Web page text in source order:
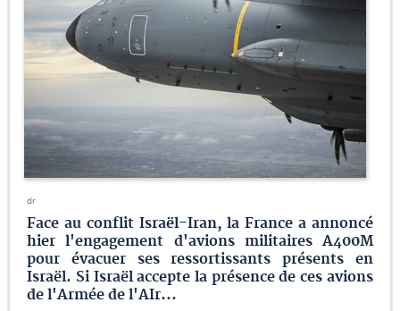
dr
Face au conflit Israël-Iran, la France a annoncé
hier l'engagement d'avions militaires A400M
pour évacuer ses ressortissants présents en
Israël. Si Israël accepte la présence de ces avions
de l'Armée de l'AIr...